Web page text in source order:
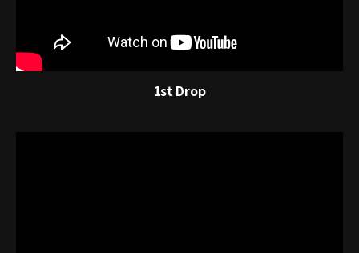
1st Drop